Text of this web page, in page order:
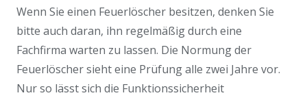
Wenn Sie einen Feuerlöscher besitzen, denken Sie
bitte auch daran, ihn regelmäßig durch eine
Fachfirma warten zu lassen. Die Normung der
Feuerlöscher sieht eine Prüfung alle zwei Jahre vor.
Nur so lässt sich die Funktionssicherheit